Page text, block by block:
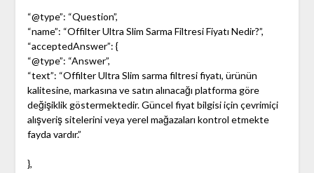
“@type”: “Question”,
“name”: “Offilter Ultra Slim Sarma Filtresi Fiyatı Nedir?”,
“acceptedAnswer”: {
“@type”: “Answer”,
“text”: “Offilter Ultra Slim sarma filtresi fiyatı, ürünün
kalitesine, markasına ve satın alınacağı platforma göre
değişiklik göstermektedir. Güncel fiyat bilgisi için çevrimiçi
alışveriş sitelerini veya yerel mağazaları kontrol etmekte
fayda vardır.”
},